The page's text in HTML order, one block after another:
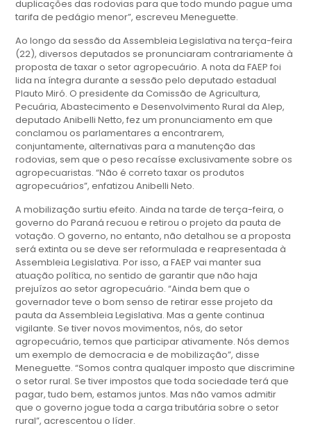
duplicações das rodovias para que todo mundo pague uma
tarifa de pedágio menor”, escreveu Meneguette.
Ao longo da sessão da Assembleia Legislativa na terça-feira
(22), diversos deputados se pronunciaram contrariamente à
proposta de taxar o setor agropecuário. A nota da FAEP foi
lida na íntegra durante a sessão pelo deputado estadual
Plauto Miró. O presidente da Comissão de Agricultura,
Pecuária, Abastecimento e Desenvolvimento Rural da Alep,
deputado Anibelli Netto, fez um pronunciamento em que
conclamou os parlamentares a encontrarem,
conjuntamente, alternativas para a manutenção das
rodovias, sem que o peso recaísse exclusivamente sobre os
agropecuaristas. “Não é correto taxar os produtos
agropecuários”, enfatizou Anibelli Neto.
A mobilização surtiu efeito. Ainda na tarde de terça-feira, o
governo do Paraná recuou e retirou o projeto da pauta de
votação. O governo, no entanto, não detalhou se a proposta
será extinta ou se deve ser reformulada e reapresentada à
Assembleia Legislativa. Por isso, a FAEP vai manter sua
atuação política, no sentido de garantir que não haja
prejuízos ao setor agropecuário. “Ainda bem que o
governador teve o bom senso de retirar esse projeto da
pauta da Assembleia Legislativa. Mas a gente continua
vigilante. Se tiver novos movimentos, nós, do setor
agropecuário, temos que participar ativamente. Nós demos
um exemplo de democracia e de mobilização”, disse
Meneguette. “Somos contra qualquer imposto que discrimine
o setor rural. Se tiver impostos que toda sociedade terá que
pagar, tudo bem, estamos juntos. Mas não vamos admitir
que o governo jogue toda a carga tributária sobre o setor
rural”, acrescentou o líder.